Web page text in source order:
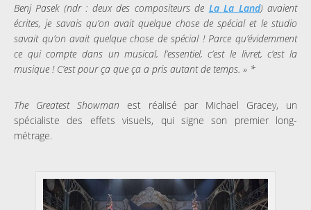
Benj Pasek (ndr : deux des compositeurs de La La Land) avaient
écrites, je savais qu’on avait quelque chose de spécial et le studio
savait qu’on avait quelque chose de spécial ! Parce qu’évidemment
ce qui compte dans un musical, l’essentiel, c’est le livret, c’est la
musique ! C’est pour ça que ça a pris autant de temps. » *
The Greatest Showman est réalisé par Michael Gracey, un
spécialiste des effets visuels, qui signe son premier long-
métrage.